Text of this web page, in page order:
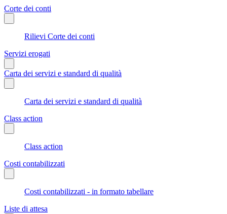
Corte dei conti
Rilievi Corte dei conti
Servizi erogati
Carta dei servizi e standard di qualità
Carta dei servizi e standard di qualità
Class action
Class action
Costi contabilizzati
Costi contabilizzati - in formato tabellare
Liste di attesa